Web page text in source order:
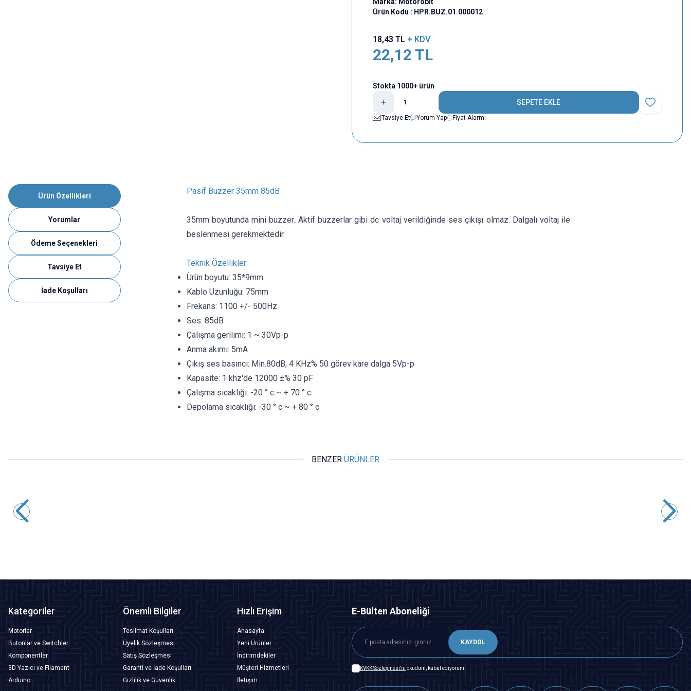
Ürün Kodu : HPR.BUZ.01.000012
18,43 TL + KDV
22,12 TL
Stokta 1000+ ürün
SEPETE EKLE
Favoriye Ekle
Tavsiye Et
Yorum Yap Fiyat Alarmı
Ürün Özellikleri
Yorumlar
Ödeme Seçenekleri
Tavsiye Et
İade Koşulları
Pasif Buzzer 35mm 85dB
35mm boyutunda mini buzzer. Aktif buzzerlar gibi dc voltaj verildiğinde ses çıkışı olmaz. Dalgalı voltaj ile
beslenmesi gerekmektedir.
Teknik Özellikler:
Ürün boyutu: 35*9mm
Kablo Uzunluğu: 75mm
Frekans: 1100 +/- 500Hz
Ses: 85dB
Çalışma gerilimi: 1 ~ 30Vp-p
Anma akımı: 5mA
Çıkış ses basıncı: Min.80dB, 4 KHz% 50 görev kare dalga 5Vp-p
Kapasite: 1 khz'de 12000 ±% 30 pF
Çalışma sıcaklığı: -20 ° c ~ + 70 ° c
Depolama sıcaklığı: -30 ° c ~ + 80 ° c
BENZER ÜRÜNLER
Kategoriler
Motorlar
Butonlar ve Switchler
Komponentler
3D Yazıcı ve Filament
Arduino
Önemli Bilgiler
Teslimat Koşulları
Üyelik Sözleşmesi
Satış Sözleşmesi
Garanti ve İade Koşulları
Gizlilik ve Güvenlik
Hızlı Erişim
Anasayfa
Yeni Ürünler
İndirimdekiler
Müşteri Hizmetleri
İletişim
E-Bülten Aboneliği
KAYDOL
KVKK Sözleşmesi'ni okudum, kabul ediyorum.